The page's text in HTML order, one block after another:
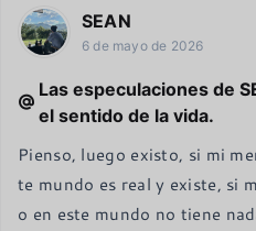
SEAN
6 de mayo de 2026
Las especulaciones de
el sentido de la vida.
Pienso, luego existo, si mi
te mundo es real y existe, si
o en este mundo no tiene